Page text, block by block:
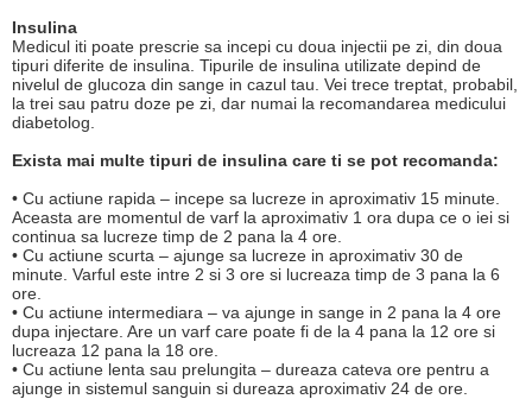
Insulina
Medicul iti poate prescrie sa incepi cu doua injectii pe zi, din doua
tipuri diferite de insulina. Tipurile de insulina utilizate depind de
nivelul de glucoza din sange in cazul tau. Vei trece treptat, probabil,
la trei sau patru doze pe zi, dar numai la recomandarea medicului
diabetolog.
Exista mai multe tipuri de insulina care ti se pot recomanda:
• Cu actiune rapida – incepe sa lucreze in aproximativ 15 minute.
Aceasta are momentul de varf la aproximativ 1 ora dupa ce o iei si
continua sa lucreze timp de 2 pana la 4 ore.
• Cu actiune scurta – ajunge sa lucreze in aproximativ 30 de
minute. Varful este intre 2 si 3 ore si lucreaza timp de 3 pana la 6
ore.
• Cu actiune intermediara – va ajunge in sange in 2 pana la 4 ore
dupa injectare. Are un varf care poate fi de la 4 pana la 12 ore si
lucreaza 12 pana la 18 ore.
• Cu actiune lenta sau prelungita – dureaza cateva ore pentru a
ajunge in sistemul sanguin si dureaza aproximativ 24 de ore.